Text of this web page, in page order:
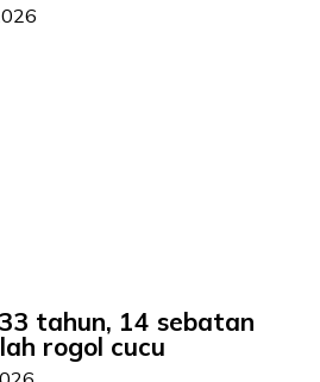
tahun, 14 sebatan
rogol cucu